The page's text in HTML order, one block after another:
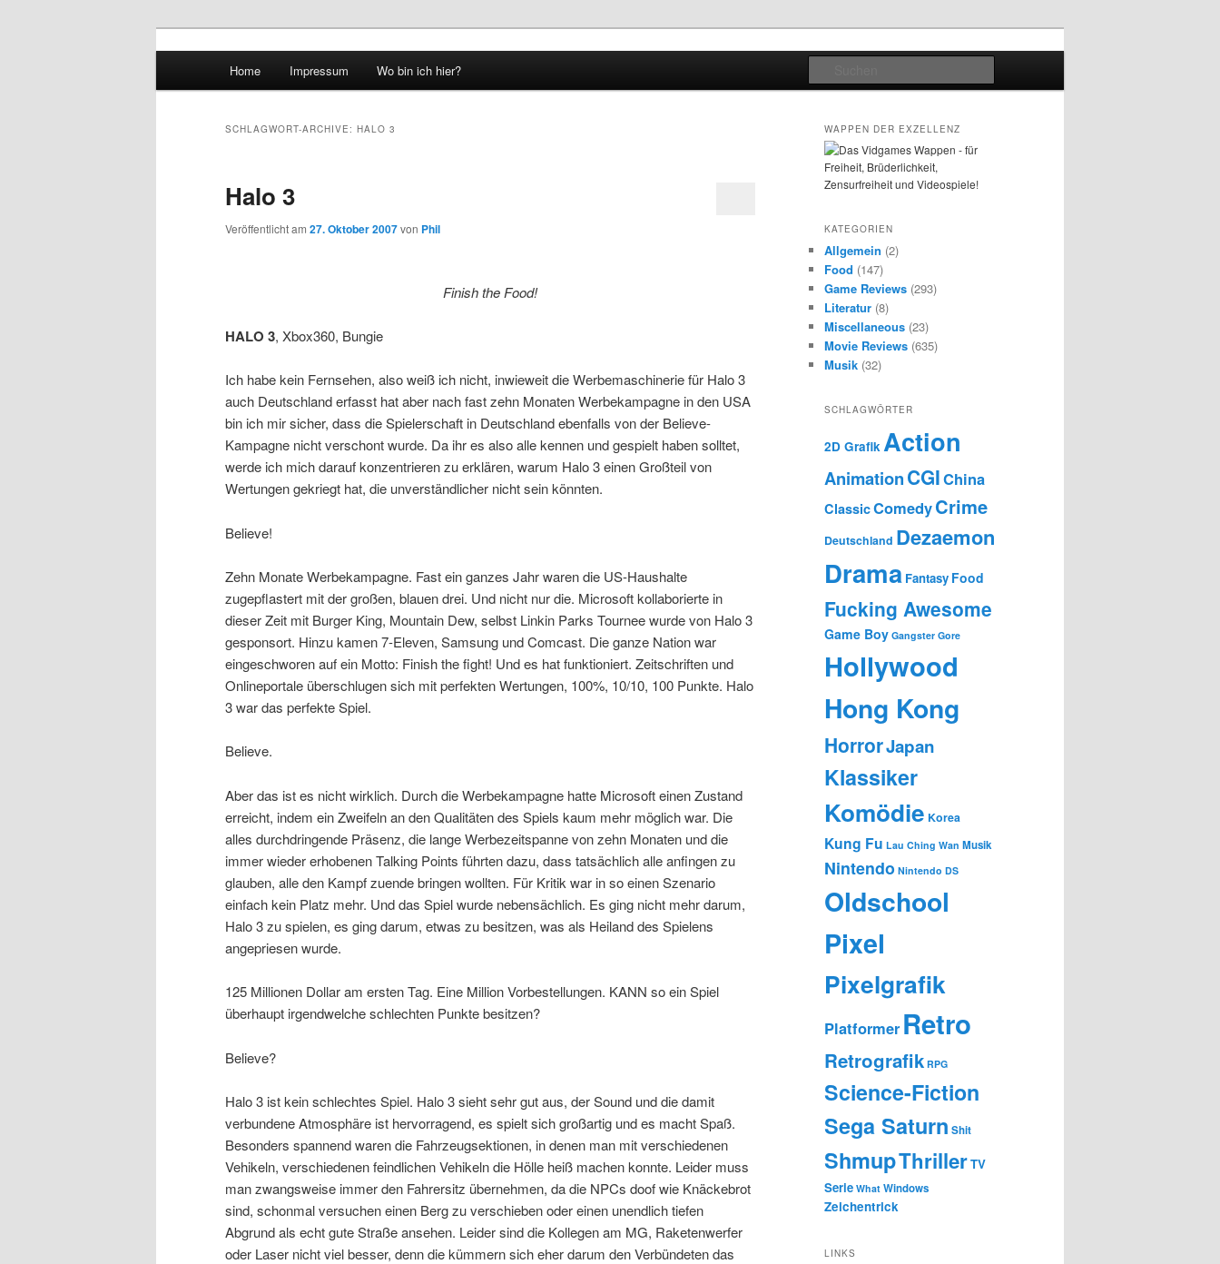
vidgames.de
Zum Inhalt wechseln
Zum sekundären Inhalt wechseln
Home Impressum Wo bin ich hier?
SCHLAGWORT-ARCHIVE: HALO 3
Halo 3
Veröffentlicht am 27. Oktober 2007von Phil
Finish the Food!
HALO 3, Xbox360, Bungie
Ich habe kein Fernsehen, also weiß ich nicht, inwieweit die Werbemaschinerie für Halo 3
auch Deutschland erfasst hat aber nach fast zehn Monaten Werbekampagne in den USA
bin ich mir sicher, dass die Spielerschaft in Deutschland ebenfalls von der Believe-
Kampagne nicht verschont wurde. Da ihr es also alle kennen und gespielt haben solltet,
werde ich mich darauf konzentrieren zu erklären, warum Halo 3 einen Großteil von
Wertungen gekriegt hat, die unverständlicher nicht sein könnten.
Believe!
Zehn Monate Werbekampagne. Fast ein ganzes Jahr waren die US-Haushalte
zugepflastert mit der großen, blauen drei. Und nicht nur die. Microsoft kollaborierte in
dieser Zeit mit Burger King, Mountain Dew, selbst Linkin Parks Tournee wurde von Halo 3
gesponsort. Hinzu kamen 7-Eleven, Samsung und Comcast. Die ganze Nation war
eingeschworen auf ein Motto: Finish the fight! Und es hat funktioniert. Zeitschriften und
Onlineportale überschlugen sich mit perfekten Wertungen, 100%, 10/10, 100 Punkte. Halo
3 war das perfekte Spiel.
Believe.
Aber das ist es nicht wirklich. Durch die Werbekampagne hatte Microsoft einen Zustand
erreicht, indem ein Zweifeln an den Qualitäten des Spiels kaum mehr möglich war. Die
alles durchdringende Präsenz, die lange Werbezeitspanne von zehn Monaten und die
immer wieder erhobenen Talking Points führten dazu, dass tatsächlich alle anfingen zu
glauben, alle den Kampf zuende bringen wollten. Für Kritik war in so einen Szenario
einfach kein Platz mehr. Und das Spiel wurde nebensächlich. Es ging nicht mehr darum,
Halo 3 zu spielen, es ging darum, etwas zu besitzen, was als Heiland des Spielens
angepriesen wurde.
125 Millionen Dollar am ersten Tag. Eine Million Vorbestellungen. KANN so ein Spiel
überhaupt irgendwelche schlechten Punkte besitzen?
Believe?
Halo 3 ist kein schlechtes Spiel. Halo 3 sieht sehr gut aus, der Sound und die damit
verbundene Atmosphäre ist hervorragend, es spielt sich großartig und es macht Spaß.
Besonders spannend waren die Fahrzeugsektionen, in denen man mit verschiedenen
Vehikeln, verschiedenen feindlichen Vehikeln die Hölle heiß machen konnte. Leider muss
man zwangsweise immer den Fahrersitz übernehmen, da die NPCs doof wie Knäckebrot
sind, schonmal versuchen einen Berg zu verschieben oder einen unendlich tiefen
Abgrund als echt gute Straße ansehen. Leider sind die Kollegen am MG, Raketenwerfer
oder Laser nicht viel besser, denn die kümmern sich eher darum den Verbündeten das
WAPPEN DER EXZELLENZ
KATEGORIEN
Allgemein (2)
Food (147)
Game Reviews (293)
Literatur (8)
Miscellaneous (23)
Movie Reviews (635)
Musik (32)
SCHLAGWÖRTER
2D GrafikAction
AnimationCGIChina
ClassicComedyCrime
Deutschland Dezaemon
Drama Fantasy Food
Fucking Awesome
Game Boy Gangster Gore
Hollywood
Hong Kong
HorrorJapan
Klassiker
Komödie Korea
Kung Fu Lau Ching Wan Musik
Nintendo Nintendo DS
Oldschool
Pixel
Pixelgrafik
Platformer Retro
Retrografik RPG
Science-Fiction
Sega Saturn Shit
ShmupThrillerTV
Serie What Windows
Zeichentrick
LINKS